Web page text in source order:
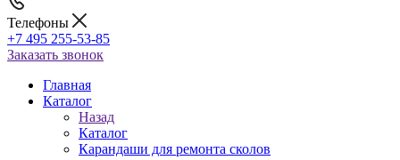
Телефоны
+7 495 255-53-85
Заказать звонок
Главная
Каталог
Назад
Каталог
Карандаши для ремонта сколов